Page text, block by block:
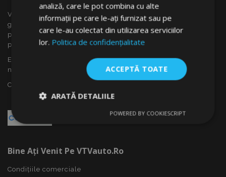
VTVauto este un vânzător cu amănuntul și distrubuitor en
gros al accesoriilor auto din Slovacia, cum ar fi: capace
pentru roti, deflectoare pentru geamuri(paravînturi), huse
pentru autoturisme, covorașe, huse și rame cromate ...
Ești interesat de dropshipping sau vrei să devii partenerul
nostru?
Contactează-ne azi!
Bine Ați Venit Pe VTVauto.ro
Condițiile comerciale
analiză, care le pot combina cu alte
informații pe care le-ați furnizat sau pe
care le-au colectat din utilizarea serviciilor
lor. Politica de confidențialitate
ACCEPTĂ TOATE
ARATĂ DETALIILE
necesare
De
De
POWERED BY COOKIESCRIPT